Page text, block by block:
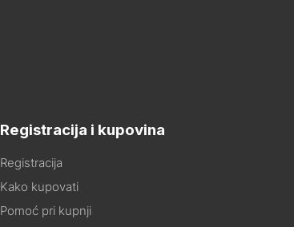
Registracija i kupovina
Registracija
Kako kupovati
Pomoć pri kupnji